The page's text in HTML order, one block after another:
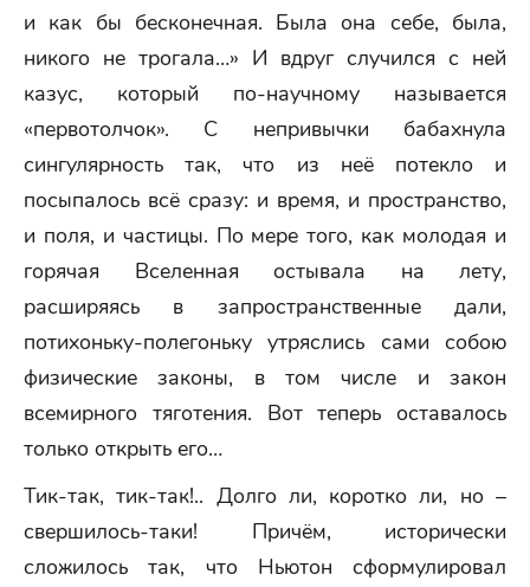
и как бы бесконечная. Была она себе, была,
никого не трогала…» И вдруг случился с ней
казус, который по-научному называется
«первотолчок». С непривычки бабахнула
сингулярность так, что из неё потекло и
посыпалось всё сразу: и время, и пространство,
и поля, и частицы. По мере того, как молодая и
горячая Вселенная остывала на лету,
расширяясь в запространственные дали,
потихоньку-полегоньку утряслись сами собою
физические законы, в том числе и закон
всемирного тяготения. Вот теперь оставалось
только открыть его…
Тик-так, тик-так!.. Долго ли, коротко ли, но –
свершилось-таки! Причём, исторически
сложилось так, что Ньютон сформулировал